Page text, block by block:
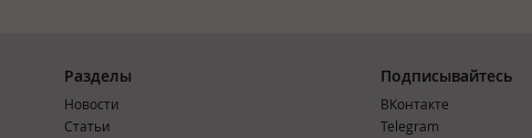
Разделы
Новости
Статьи
Подписывайтесь
ВКонтакте
Telegram